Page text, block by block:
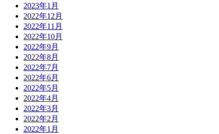
2023年1月
2022年12月
2022年11月
2022年10月
2022年9月
2022年8月
2022年7月
2022年6月
2022年5月
2022年4月
2022年3月
2022年2月
2022年1月